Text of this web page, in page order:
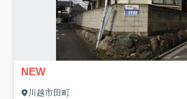
NEW
川越市田町